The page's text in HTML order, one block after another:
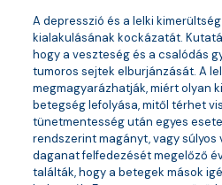
A depresszió és a lelki
kialakulásának kockázatát.
hogy a veszteség és a csalódás
tumoros sejtek elburjánzását. A
megmagyarázhatják, miért olyan
betegség lefolyása, mitől térhet
tünetmentesség után egyes
rendszerint magányt, vagy súlyos
daganat felfedezését megelőző
találták, hogy a betegek mások